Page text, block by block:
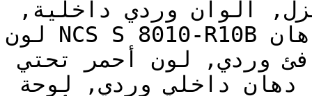
لون NCS S 8010-R10B للدهان, NCS S 8010-R10B دهان,
ألوان وردي غامق, دهان دافئ وردي, لون أحمر تحتي